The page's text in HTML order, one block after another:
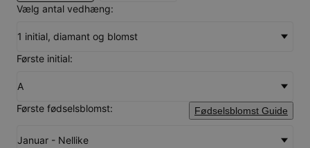
Vælg antal vedhæng:
1 initial, diamant og blomst
Første initial:
A
Første fødselsblomst:
Fødselsblomst Guide
Januar - Nellike